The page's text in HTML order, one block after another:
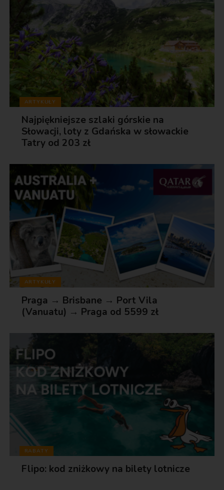
ARTYKUŁY
Najpiękniejsze szlaki górskie na
Słowacji, loty z Gdańska w słowackie
Tatry od 203 zł
ARTYKUŁY
Praga → Brisbane → Port Vila
(Vanuatu) → Praga od 5599 zł
RABATY
Flipo: kod zniżkowy na bilety lotnicze